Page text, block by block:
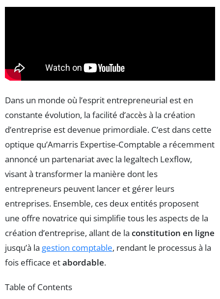
Dans un monde où l’esprit entrepreneurial est en
constante évolution, la facilité d’accès à la création
d’entreprise est devenue primordiale. C’est dans cette
optique qu’Amarris Expertise-Comptable a récemment
annoncé un partenariat avec la legaltech Lexflow,
visant à transformer la manière dont les
entrepreneurs peuvent lancer et gérer leurs
entreprises. Ensemble, ces deux entités proposent
une offre novatrice qui simplifie tous les aspects de la
création d’entreprise, allant de la constitution en ligne
jusqu’à la gestion comptable, rendant le processus à la
fois efficace etabordable.
Table of Contents